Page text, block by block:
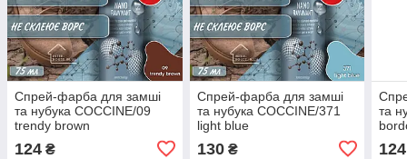
Спрей-фарба для замші
та нубука COCCINE/09
trendy brown
124 ₴
Спрей-фарба для замші
та нубука COCCINE/371
light blue
130₴
та
124